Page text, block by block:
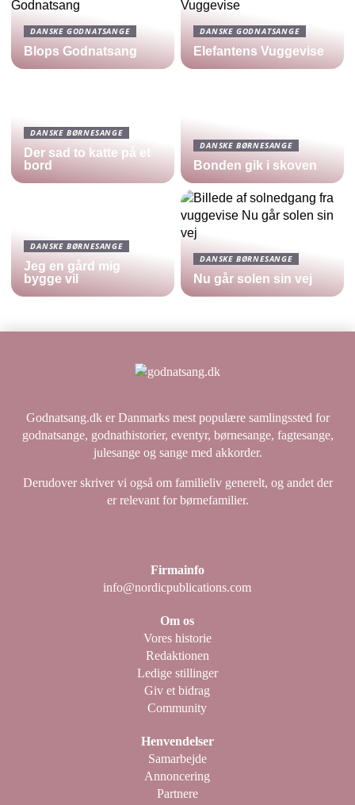
DANSKE GODNATSANGE
Blops Godnatsang
DANSKE GODNATSANGE
Elefantens Vuggevise
DANSKE BØRNESANGE
Der sad to katte på et
bord
DANSKE BØRNESANGE
Bonden gik i skoven
DANSKE BØRNESANGE
Jeg en gård mig
bygge vil
DANSKE BØRNESANGE
Nu går solen sin vej
Godnatsang.dk er Danmarks mest populære samlingssted for
godnatsange, godnathistorier, eventyr, børnesange, fagtesange,
julesange og sange med akkorder.
Derudover skriver vi også om familieliv generelt, og andet der
er relevant for børnefamilier.
Firmainfo
info@nordicpublications.com
Om os
Vores historie
Redaktionen
Ledige stillinger
Giv et bidrag
Community
Henvendelser
Samarbejde
Annoncering
Partnere